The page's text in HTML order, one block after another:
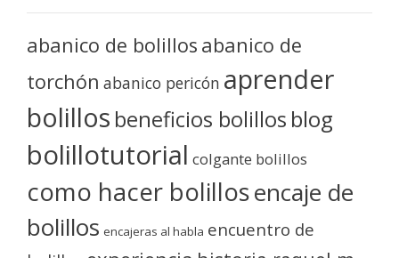
abanico de bolillos abanico de
torchón abanico pericón aprender
bolillos beneficios bolillos blog
bolillotutorial colgante bolillos
como hacer bolillosencaje de
bolillos encajeras al habla encuentro de